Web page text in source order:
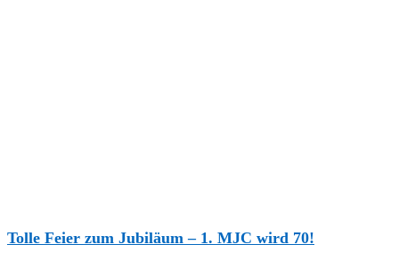
Tolle Feier zum Jubiläum – 1. MJC wird 70!